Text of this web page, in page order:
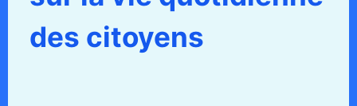
des citoyens